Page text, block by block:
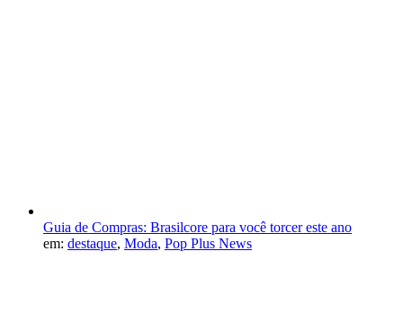
Guia de Compras: Brasilcore para você torcer este ano
em: destaque, Moda, Pop Plus News